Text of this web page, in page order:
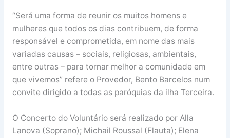
“Será uma forma de reunir os muitos homens e
mulheres que todos os dias contribuem, de forma
responsável e comprometida, em nome das mais
variadas causas – sociais, religiosas, ambientais,
entre outras – para tornar melhor a comunidade em
que vivemos” refere o Provedor, Bento Barcelos num
convite dirigido a todas as paróquias da ilha Terceira.
O Concerto do Voluntário será realizado por Alla
Lanova (Soprano); Michail Roussal (Flauta); Elena